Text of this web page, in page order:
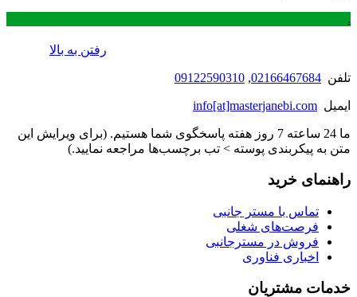
.
رفتن به بالا
تلفن 02166467684
,
09122590310
ایمیل info[at]masterjanebi.com
ما 24 ساعته 7 روز هفته پاسخگوی شما هستیم. (برای ویرایش این
متن به پیکربندی پوسته > تب برچسب‌ها مراجعه نمایید.)
راهنمای خرید
تماس با مستر جانبی
فرصت‌های شغلی
فروش در مسترجانبی
اخباری فناوری
خدمات مشتریان